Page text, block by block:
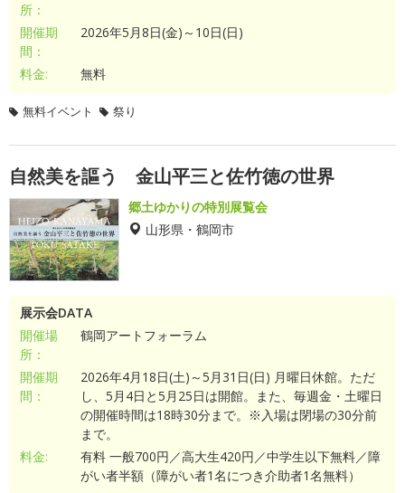
所：
開催期
間：
2026年5月8日(金)～10日(日)
料金: 無料
無料イベント 祭り
自然美を謳う 金山平三と佐竹徳の世界
郷土ゆかりの特別展覧会
山形県・鶴岡市
展示会DATA
開催場
所：
鶴岡アートフォーラム
開催期
間：
2026年4月18日(土)～5月31日(日) 月曜日休館。ただ
し、5月4日と5月25日は開館。また、毎週金・土曜日
の開催時間は18時30分まで。※入場は閉場の30分前
まで。
料金:
有料 一般700円／高大生420円／中学生以下無料／障
がい者半額（障がい者1名につき介助者1名無料）